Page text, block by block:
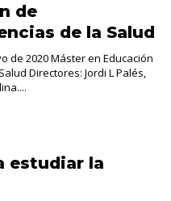
de
de la Salud
de 2020 Máster en Educación
Directores: Jordi L Palés,
estudiar la